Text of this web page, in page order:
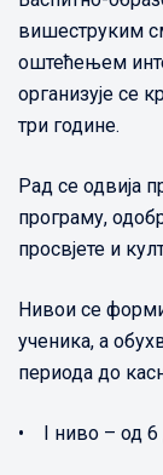
вишеструким
оштећењем
организује се
три године.
Рад се одвија
програму,
просвјете и
Нивои се
ученика, а
периода до
• I ниво – од 6